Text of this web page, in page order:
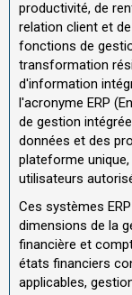
productivité, de
relation client et
fonctions de
transformation
d'information
l'acronyme ERP
de gestion
données et des
plateforme
utilisateurs
Ces systèmes
dimensions de la
financière et
états financiers
applicables,